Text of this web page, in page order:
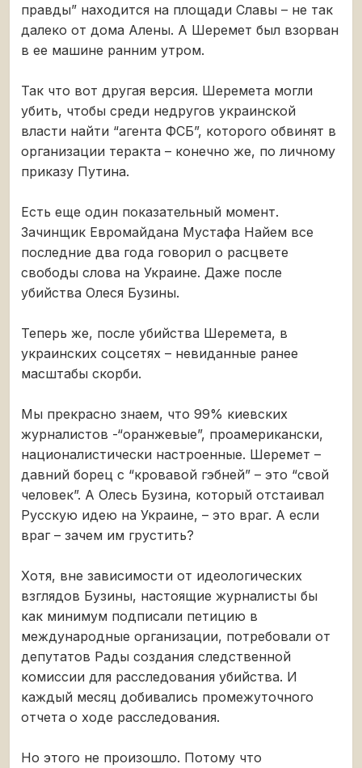
правды” находится на площади Славы – не так
далеко от дома Алены. А Шеремет был взорван
в ее машине ранним утром.
Так что вот другая версия. Шеремета могли
убить, чтобы среди недругов украинской
власти найти “агента ФСБ”, которого обвинят в
организации теракта – конечно же, по личному
приказу Путина.
Есть еще один показательный момент.
Зачинщик Евромайдана Мустафа Найем все
последние два года говорил о расцвете
свободы слова на Украине. Даже после
убийства Олеся Бузины.
Теперь же, после убийства Шеремета, в
украинских соцсетях – невиданные ранее
масштабы скорби.
Мы прекрасно знаем, что 99% киевских
журналистов -“оранжевые”, проамерикански,
националистически настроенные. Шеремет –
давний борец с “кровавой гэбней” – это “свой
человек”. А Олесь Бузина, который отстаивал
Русскую идею на Украине, – это враг. А если
враг – зачем им грустить?
Хотя, вне зависимости от идеологических
взглядов Бузины, настоящие журналисты бы
как минимум подписали петицию в
международные организации, потребовали от
депутатов Рады создания следственной
комиссии для расследования убийства. И
каждый месяц добивались промежуточного
отчета о ходе расследования.
Но этого не произошло. Потому что